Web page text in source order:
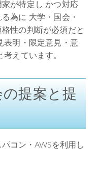
が特定し かつ対応
為に 大学・国会・
性の判断が必須だと
表明・限定意見・意
えています。
の提案と提
コン・AWSを利用し